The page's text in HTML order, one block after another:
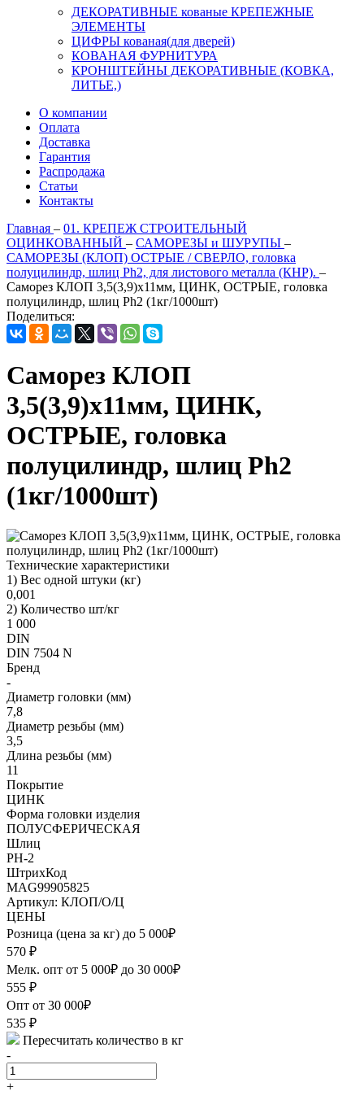
ДЕКОРАТИВНЫЕ кованые КРЕПЕЖНЫЕ
ЭЛЕМЕНТЫ
ЦИФРЫ кованая(для дверей)
КОВАНАЯ ФУРНИТУРА
КРОНШТЕЙНЫ ДЕКОРАТИВНЫЕ (КОВКА,
ЛИТЬЕ,)
О компании
Оплата
Доставка
Гарантия
Распродажа
Статьи
Контакты
Главная – 01. КРЕПЕЖ СТРОИТЕЛЬНЫЙ
ОЦИНКОВАННЫЙ – САМОРЕЗЫ и ШУРУПЫ –
САМОРЕЗЫ (КЛОП) ОСТРЫЕ / СВЕРЛО, головка
полуцилиндр, шлиц Ph2, для листового металла (КНР). –
Саморез КЛОП 3,5(3,9)х11мм, ЦИНК, ОСТРЫЕ, головка
полуцилиндр, шлиц Ph2 (1кг/1000шт)
Поделиться:
Саморез КЛОП
3,5(3,9)х11мм, ЦИНК,
ОСТРЫЕ, головка
полуцилиндр, шлиц Ph2
(1кг/1000шт)
Технические характеристики
1) Вес одной штуки (кг)
0,001
2) Количество шт/кг
1 000
DIN
DIN 7504 N
Бренд
-
Диаметр головки (мм)
7,8
Диаметр резьбы (мм)
3,5
Длина резьбы (мм)
11
Покрытие
ЦИНК
Форма головки изделия
ПОЛУСФЕРИЧЕСКАЯ
Шлиц
PH-2
ШтрихКод
MAG99905825
Артикул: КЛОП/О/Ц
ЦЕНЫ
Розница (цена за кг) до 5 000₽
570 ₽
Мелк. опт от 5 000₽ до 30 000₽
555 ₽
Опт от 30 000₽
535 ₽
Пересчитать количество в кг
-
+